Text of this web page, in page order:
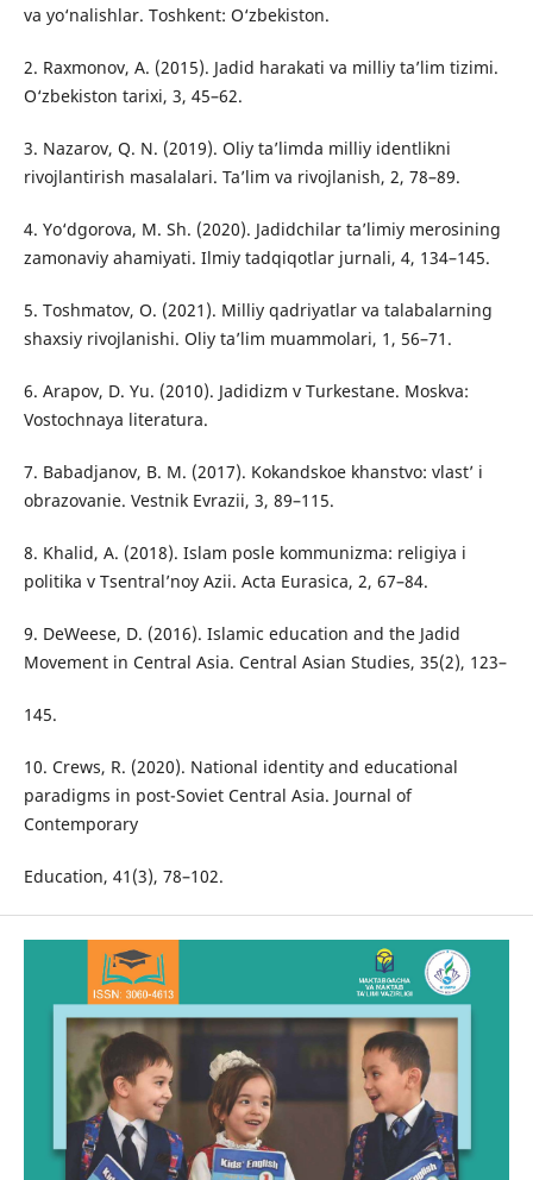
va yo‘nalishlar. Toshkent: O‘zbekiston.
2. Raxmonov, A. (2015). Jadid harakati va milliy ta’lim tizimi.
O‘zbekiston tarixi, 3, 45–62.
3. Nazarov, Q. N. (2019). Oliy ta’limda milliy identlikni
rivojlantirish masalalari. Ta’lim va rivojlanish, 2, 78–89.
4. Yo‘dgorova, M. Sh. (2020). Jadidchilar ta’limiy merosining
zamonaviy ahamiyati. Ilmiy tadqiqotlar jurnali, 4, 134–145.
5. Toshmatov, O. (2021). Milliy qadriyatlar va talabalarning
shaxsiy rivojlanishi. Oliy ta’lim muammolari, 1, 56–71.
6. Arapov, D. Yu. (2010). Jadidizm v Turkestane. Moskva:
Vostochnaya literatura.
7. Babadjanov, B. M. (2017). Kokandskoe khanstvo: vlast’ i
obrazovanie. Vestnik Evrazii, 3, 89–115.
8. Khalid, A. (2018). Islam posle kommunizma: religiya i
politika v Tsentral’noy Azii. Acta Eurasica, 2, 67–84.
9. DeWeese, D. (2016). Islamic education and the Jadid
Movement in Central Asia. Central Asian Studies, 35(2), 123–
145.
10. Crews, R. (2020). National identity and educational
paradigms in post-Soviet Central Asia. Journal of
Contemporary
Education, 41(3), 78–102.